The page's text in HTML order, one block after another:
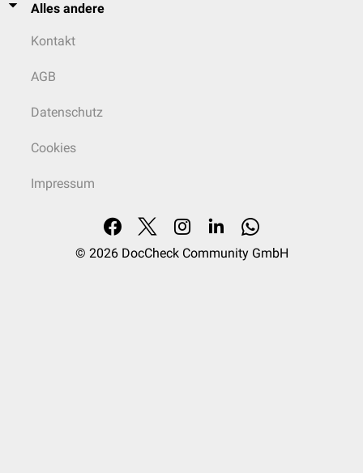
Alles andere
Kontakt
AGB
Datenschutz
Cookies
Impressum
© 2026 DocCheck Community GmbH